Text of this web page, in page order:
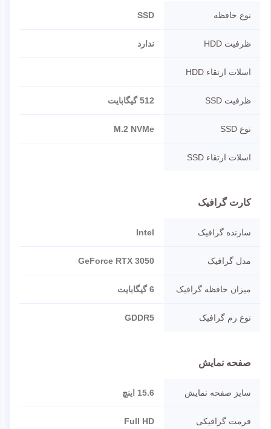
نوع حافظه SSD
ظرفیت HDD ندارد
اسلات ارتقاء HDD
ظرفیت SSD 512 گیگابایت
نوع SSD M.2 NVMe
اسلات ارتقاء SSD
کارت گرافیک
سازنده گرافیک Intel
مدل گرافیک GeForce RTX 3050
میزان حافظه گرافیک 6 گیگابایت
نوع رم گرافیک GDDR5
صفحه نمایش
سایز صفحه نمایش 15.6 اینچ
فرمت گرافیکی
Full HD